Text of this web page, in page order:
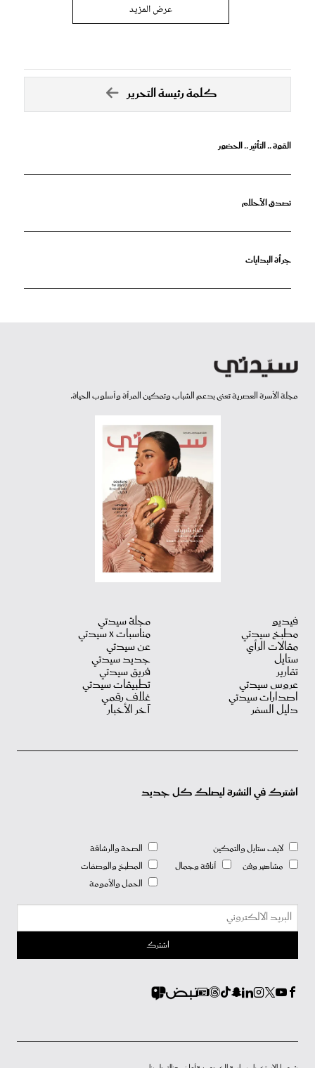
عرض المزيد
كلمة رئيسة التحرير
القوة .. التأثير .. الحضور
تصدق الأحلام
جرأة البدايات
مجلة الأسرة العصرية تعنى بدعم الشباب وتمكين المرأة وأسلوب الحياة.
فيديو
مطبخ سيدتي
مقالات الرأي
ستايل
تقارير
عروس سيدتي
اصدارات سيدتي
دليل السفر
مجلة سيدتي
مناسبات X سيدتي
عن سيدتي
جديد سيدتي
فريق سيدتي
تطبيقات سيدتي
غلاف رقمي
آخر الأخبار
اشترك في النشرة ليصلك كل جديد
لايف ستايل والتمكين
مشاهير وفن
أناقة وجمال
الصحة والرشاقة
المطبخ والوصفات
الحمل والأمومة